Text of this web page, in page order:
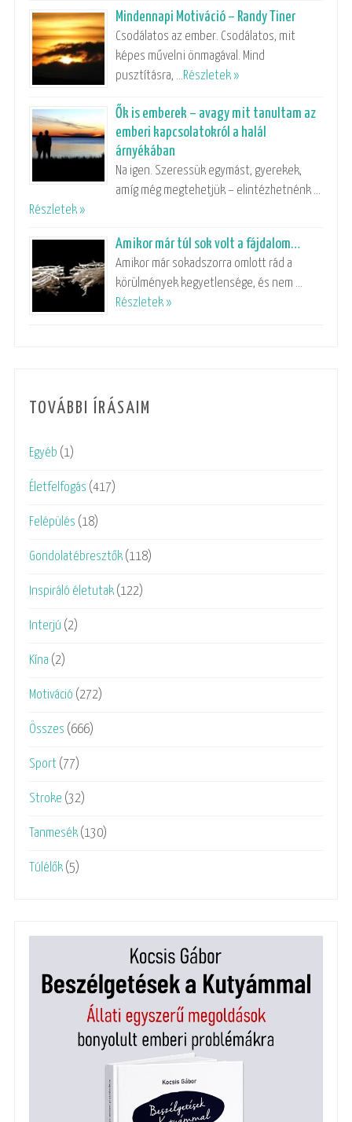
Mindennapi Motiváció – Randy Tiner
Csodálatos az ember. Csodálatos, mit
képes művelni önmagával. Mind
pusztításra, …Részletek »
Ők is emberek – avagy mit tanultam az
emberi kapcsolatokról a halál
árnyékában
Na igen. Szeressük egymást, gyerekek,
amíg még megtehetjük – elintézhetnénk …
Részletek »
Amikor már túl sok volt a fájdalom…
Amikor már sokadszorra omlott rád a
körülmények kegyetlensége, és nem …
Részletek »
TOVÁBBI ÍRÁSAIM
Egyéb (1)
Életfelfogás (417)
Felépülés (18)
Gondolatébresztők (118)
Inspiráló életutak (122)
Interjú (2)
Kína (2)
Motiváció (272)
Összes (666)
Sport (77)
Stroke (32)
Tanmesék (130)
Túlélők (5)